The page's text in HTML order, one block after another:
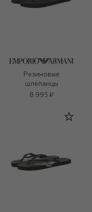
Резиновые
шлепанцы
8 995 ₽